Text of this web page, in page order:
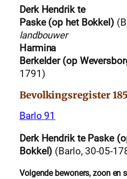
Derk Hendrik te
Paske (op het Bokkel)
landbouwer
Harmina
Berkelder (op
1791)
Bevolkingsregister
Barlo 91
Derk Hendrik te Paske
Bokkel) (Barlo, 30-05-
Volgende bewoners, zoon en